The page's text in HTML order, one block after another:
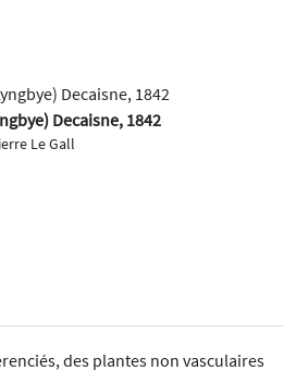
Decaisne, 1842
Le Gall
des plantes non vasculaires